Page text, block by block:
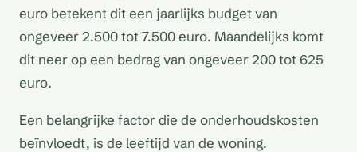
euro betekent dit een jaarlijks budget van
ongeveer 2.500 tot 7.500 euro. Maandelijks komt
dit neer op een bedrag van ongeveer 200 tot 625
euro.
Een belangrijke factor die de onderhoudskosten
beïnvloedt, is de leeftijd van de woning.